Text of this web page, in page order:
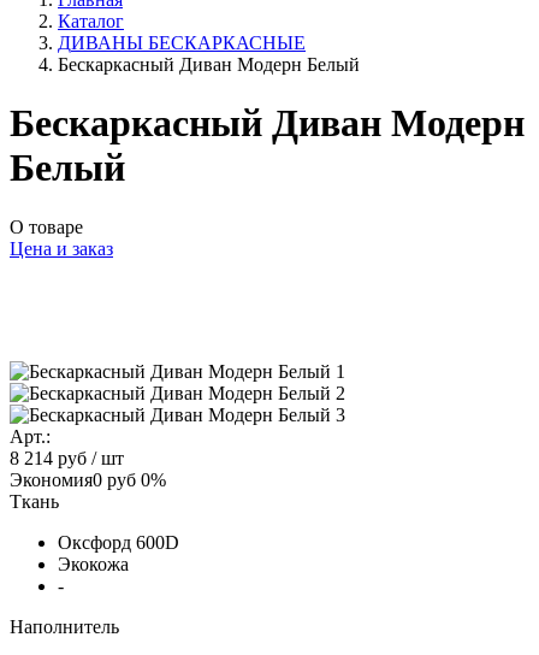
Каталог
ДИВАНЫ БЕСКАРКАСНЫЕ
Бескаркасный Диван Модерн Белый
Бескаркасный Диван Модерн
Белый
О товаре
Цена и заказ
Арт.:
8 214 руб / шт
Экономия0 руб 0%
Ткань
Оксфорд 600D
Экокожа
-
Наполнитель